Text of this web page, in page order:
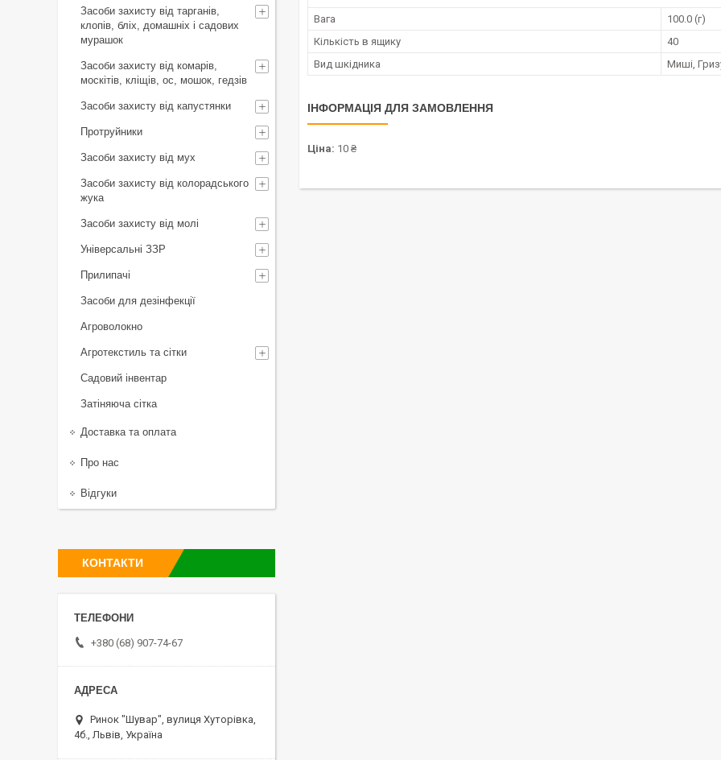
Вага
100.0 (г)
Кількість в ящику
40
Вид шкідника
Миші,
ІНФОРМАЦІЯ ДЛЯ ЗАМОВЛЕННЯ
Ціна: 10 ₴
Засоби захисту від тарганів,
клопів, бліх, домашніх і садових
мурашок
Засоби захисту від комарів,
москітів, кліщів, ос, мошок, гедзів
Засоби захисту від капустянки
Протруйники
Засоби захисту від мух
Засоби захисту від колорадського
жука
Засоби захисту від молі
Універсальні ЗЗР
Прилипачі
Засоби для дезінфекції
Агроволокно
Агротекстиль та сітки
Садовий інвентар
Затіняюча сітка
Доставка та оплата
Про нас
Відгуки
КОНТАКТИ
+380 (68) 907-74-67
Ринок "Шувар", вулиця Хуторівка,
4б., Львів, Україна